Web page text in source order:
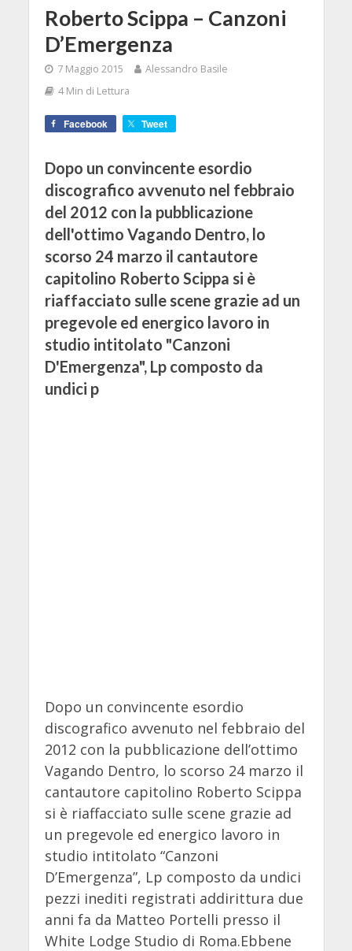
Roberto Scippa – Canzoni
D’Emergenza
7 Maggio 2015
Alessandro Basile
4 Min di Lettura
Facebook Tweet
Dopo un convincente esordio
discografico avvenuto nel febbraio
del 2012 con la pubblicazione
dell'ottimo Vagando Dentro, lo
scorso 24 marzo il cantautore
capitolino Roberto Scippa si è
riaffacciato sulle scene grazie ad un
pregevole ed energico lavoro in
studio intitolato "Canzoni
D'Emergenza", Lp composto da
undici p
Dopo un convincente esordio
discografico avvenuto nel febbraio del
2012 con la pubblicazione dell’ottimo
Vagando Dentro, lo scorso 24 marzo il
cantautore capitolino Roberto Scippa
si è riaffacciato sulle scene grazie ad
un pregevole ed energico lavoro in
studio intitolato “Canzoni
D’Emergenza”, Lp composto da undici
pezzi inediti registrati addirittura due
anni fa da Matteo Portelli presso il
White Lodge Studio di Roma.Ebbene